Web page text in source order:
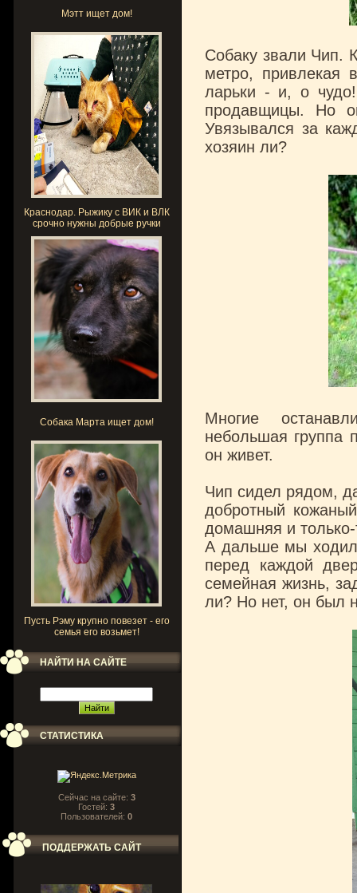
Мэтт ищет дом!
Краснодар. Рыжику с ВИК и ВЛК
срочно нужны добрые ручки
Собака Марта ищет дом!
Пусть Рэму крупно повезет - его
семья его возьмет!
НАЙТИ НА САЙТЕ
СТАТИСТИКА
Сейчас на сайте: 3
Гостей: 3
Пользователей: 0
ПОДДЕРЖАТЬ САЙТ
Собаку звали Чип.
метро, привлекая
ларьки - и, о
продавщицы. Но
Увязывался за
хозяин ли?
Многие
небольшая группа
он живет.
Чип сидел рядом,
добротный
домашняя и
А дальше мы
перед каждой
семейная жизнь,
ли? Но нет, он был